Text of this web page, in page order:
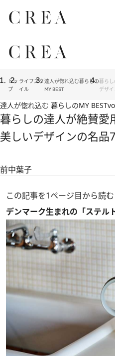
トッ
プ
ライフスタ
イル
達人が惚れ込む暮らしの
MY BEST
暮ら
デザ
達人が惚れ込む 暮らしのMY BEST
暮らしの達人が絶賛愛
美しいデザインの名品
前中葉子
この記事を1ページ目から読む
デンマーク生まれの「ステル